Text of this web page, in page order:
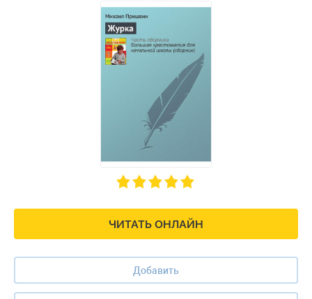
ЧИТАТЬ ОНЛАЙН
Добавить